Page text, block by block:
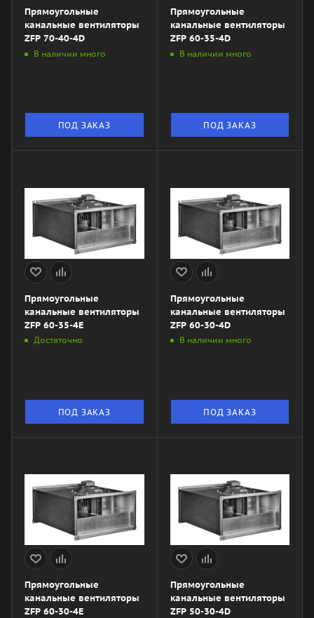
Прямоугольные
канальные вентиляторы
ZFP 70-40-4D
В наличии много
ПОД ЗАКАЗ
Прямоугольные
канальные вентиляторы
ZFP 60-35-4D
В наличии много
ПОД ЗАКАЗ
Прямоугольные
канальные вентиляторы
ZFP 60-35-4Е
Достаточно
ПОД ЗАКАЗ
Прямоугольные
канальные вентиляторы
ZFP 60-30-4D
В наличии много
ПОД ЗАКАЗ
Прямоугольные
канальные вентиляторы
ZFP 60-30-4Е
Прямоугольные
канальные вентиляторы
ZFP 50-30-4D